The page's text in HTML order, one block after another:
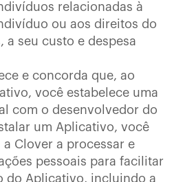
relacionadas à
ou aos direitos do
a seu custo e despesa
e concorda que, ao
você estabelece uma
com o desenvolvedor do
um Aplicativo, você
Clover a processar e
pessoais para facilitar
do Aplicativo, incluindo a